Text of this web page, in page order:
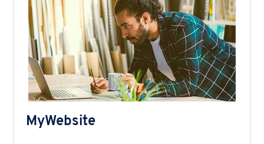
MyWebsite